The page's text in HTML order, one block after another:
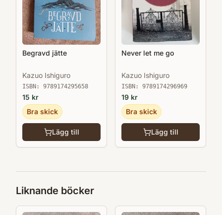
Begravd jätte
Kazuo Ishiguro
ISBN: 9789174295658
15 kr
Bra skick
Lägg till
Never let me go
Kazuo Ishiguro
ISBN: 9789174296969
19 kr
Bra skick
Lägg till
Liknande böcker